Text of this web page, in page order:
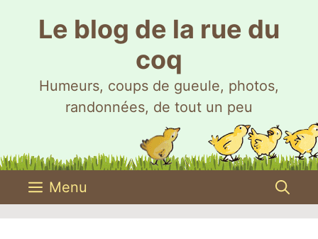
Le blog de la rue du
coq
Humeurs, coups de gueule, photos,
randonnées, de tout un peu
Menu